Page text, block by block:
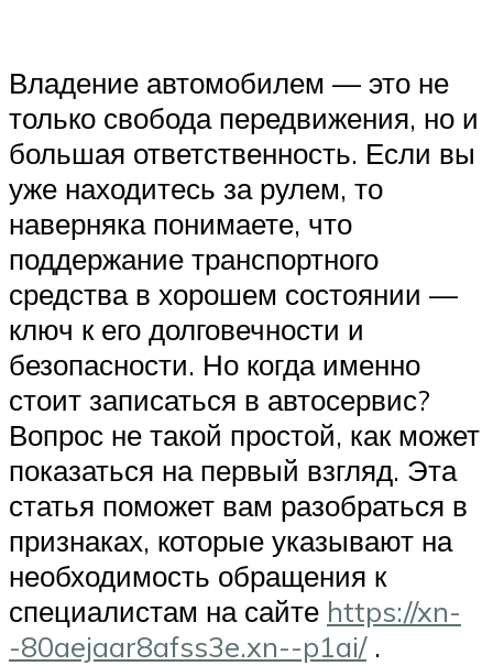
Владение автомобилем — это не
только свобода передвижения, но и
большая ответственность. Если вы
уже находитесь за рулем, то
наверняка понимаете, что
поддержание транспортного
средства в хорошем состоянии —
ключ к его долговечности и
безопасности. Но когда именно
стоит записаться в автосервис?
Вопрос не такой простой, как может
показаться на первый взгляд. Эта
статья поможет вам разобраться в
признаках, которые указывают на
необходимость обращения к
специалистам на сайте https://xn-
-80aejaar8afss3e.xn--p1ai/.